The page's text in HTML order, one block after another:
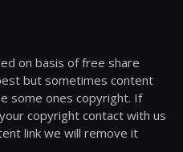
on basis of free share
but sometimes content
some ones copyright. If
copyright contact with us
link we will remove it